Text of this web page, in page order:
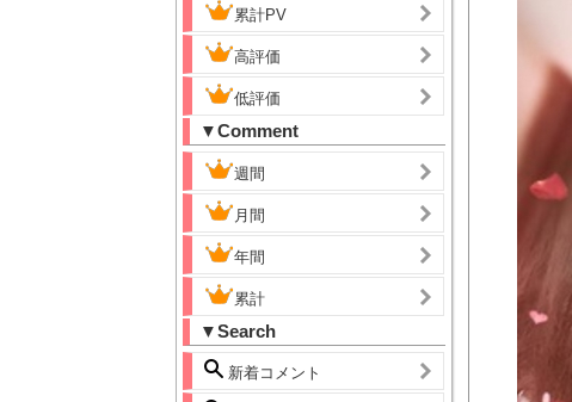
累計PV
高評価
低評価
▼Comment
週間
月間
年間
累計
▼Search
新着コメント